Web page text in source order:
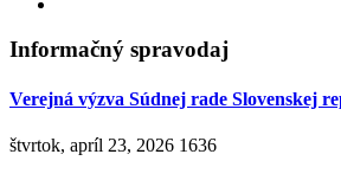
Informačný spravodaj
Verejná výzva Súdnej rade Slovenskej
štvrtok, apríl 23, 2026 1636